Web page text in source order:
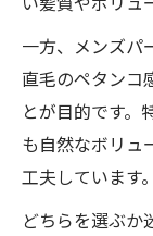
一方、メンズパ
直毛のペタンコ
とが目的です。
も自然なボリュ
工夫しています。
どちらを選ぶか